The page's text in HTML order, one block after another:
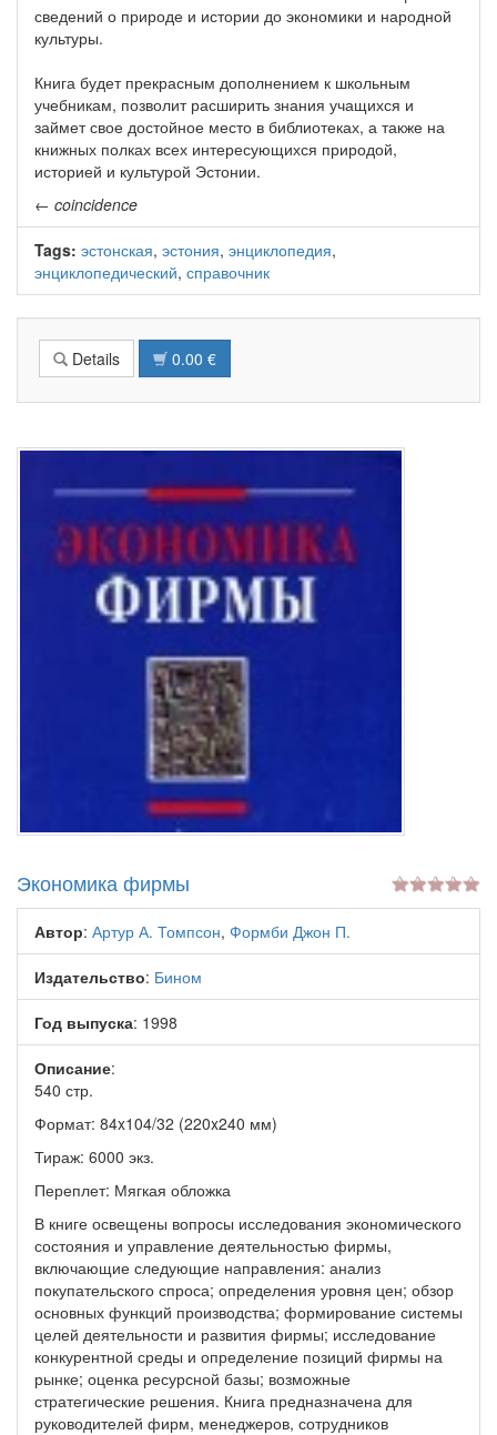
сведений о природе и истории до экономики и народной
культуры.
Книга будет прекрасным дополнением к школьным
учебникам, позволит расширить знания учащихся и
займет свое достойное место в библиотеках, а также на
книжных полках всех интересующихся природой,
историей и культурой Эстонии.
← coincidence
Tags: эстонская, эстония, энциклопедия,
энциклопедический, справочник
Details 0.00 €
Экономика фирмы
Автор: Артур А. Томпсон, Формби Джон П.
Издательство: Бином
Год выпуска: 1998
Описание:
540 стр.
Формат: 84x104/32 (220x240 мм)
Тираж: 6000 экз.
Переплет: Мягкая обложка
В книге освещены вопросы исследования экономического
состояния и управление деятельностью фирмы,
включающие следующие направления: анализ
покупательского спроса; определения уровня цен; обзор
основных функций производства; формирование системы
целей деятельности и развития фирмы; исследование
конкурентной среды и определение позиций фирмы на
рынке; оценка ресурсной базы; возможные
стратегические решения. Книга предназначена для
руководителей фирм, менеджеров, сотрудников